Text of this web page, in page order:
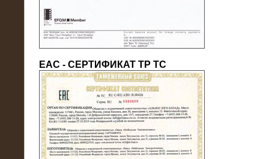
22.05.2016
Нагрузочный модуль в контейнере
10 МВт (0,4 кВ - напряжение)
ЕАС - СЕРТИФИКАТ ТР ТС